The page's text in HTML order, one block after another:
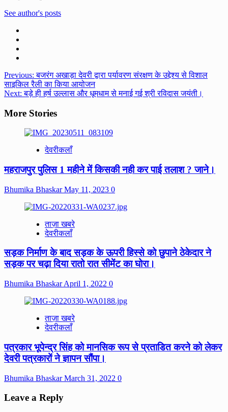
See author's posts
Post
navigation
Previous:बजरंग अखाड़ा देवरी द्वारा पर्यावरण संरक्षण के उद्देश्य से विशाल
साइकिल रैली का किया आयोजन
Next:बड़े ही हर्ष उल्लास और धूमधाम से मनाई गई श्री रविदास जयंती।
More Stories
देवरीकलाँ
महराजपुर पुलिस 1 महीने में किसकी नही कर पाई तलाश ? जाने।
Bhumika BhaskarMay 11, 2023 0
ताज़ा खबरे
देवरीकलाँ
सड़क निर्माण के बाद सड़क के ऊपरी हिस्से को छुपाने ठेकेदार ने
सड़क पर चढ़ा दिया रातो रात सीमेंट का घोरा।
Bhumika BhaskarApril 1, 2022 0
ताज़ा खबरे
देवरीकलाँ
पत्रकार भूपेन्द्र सिंह को मानसिक रूप से प्रताडित करने को लेकर
देवरी पत्रकारों ने ज्ञापन सौंपा।
Bhumika BhaskarMarch 31, 2022 0
Leave a Reply